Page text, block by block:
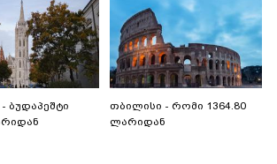
ბუდაპეშტი
თბილისი - რომი 1364.80
ლარიდან